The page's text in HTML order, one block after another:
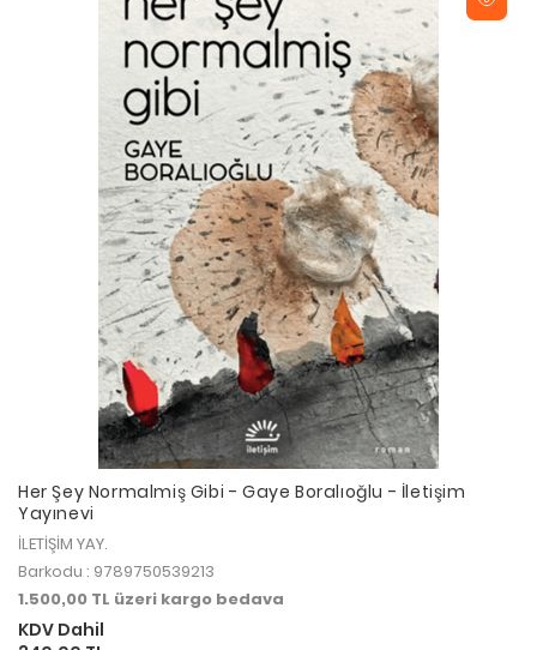
Her Şey Normalmiş Gibi - Gaye Boralıoğlu - İletişim
Yayınevi
İLETİŞİM YAY.
Barkodu : 9789750539213
1.500,00 TL üzeri kargo bedava
KDV Dahil